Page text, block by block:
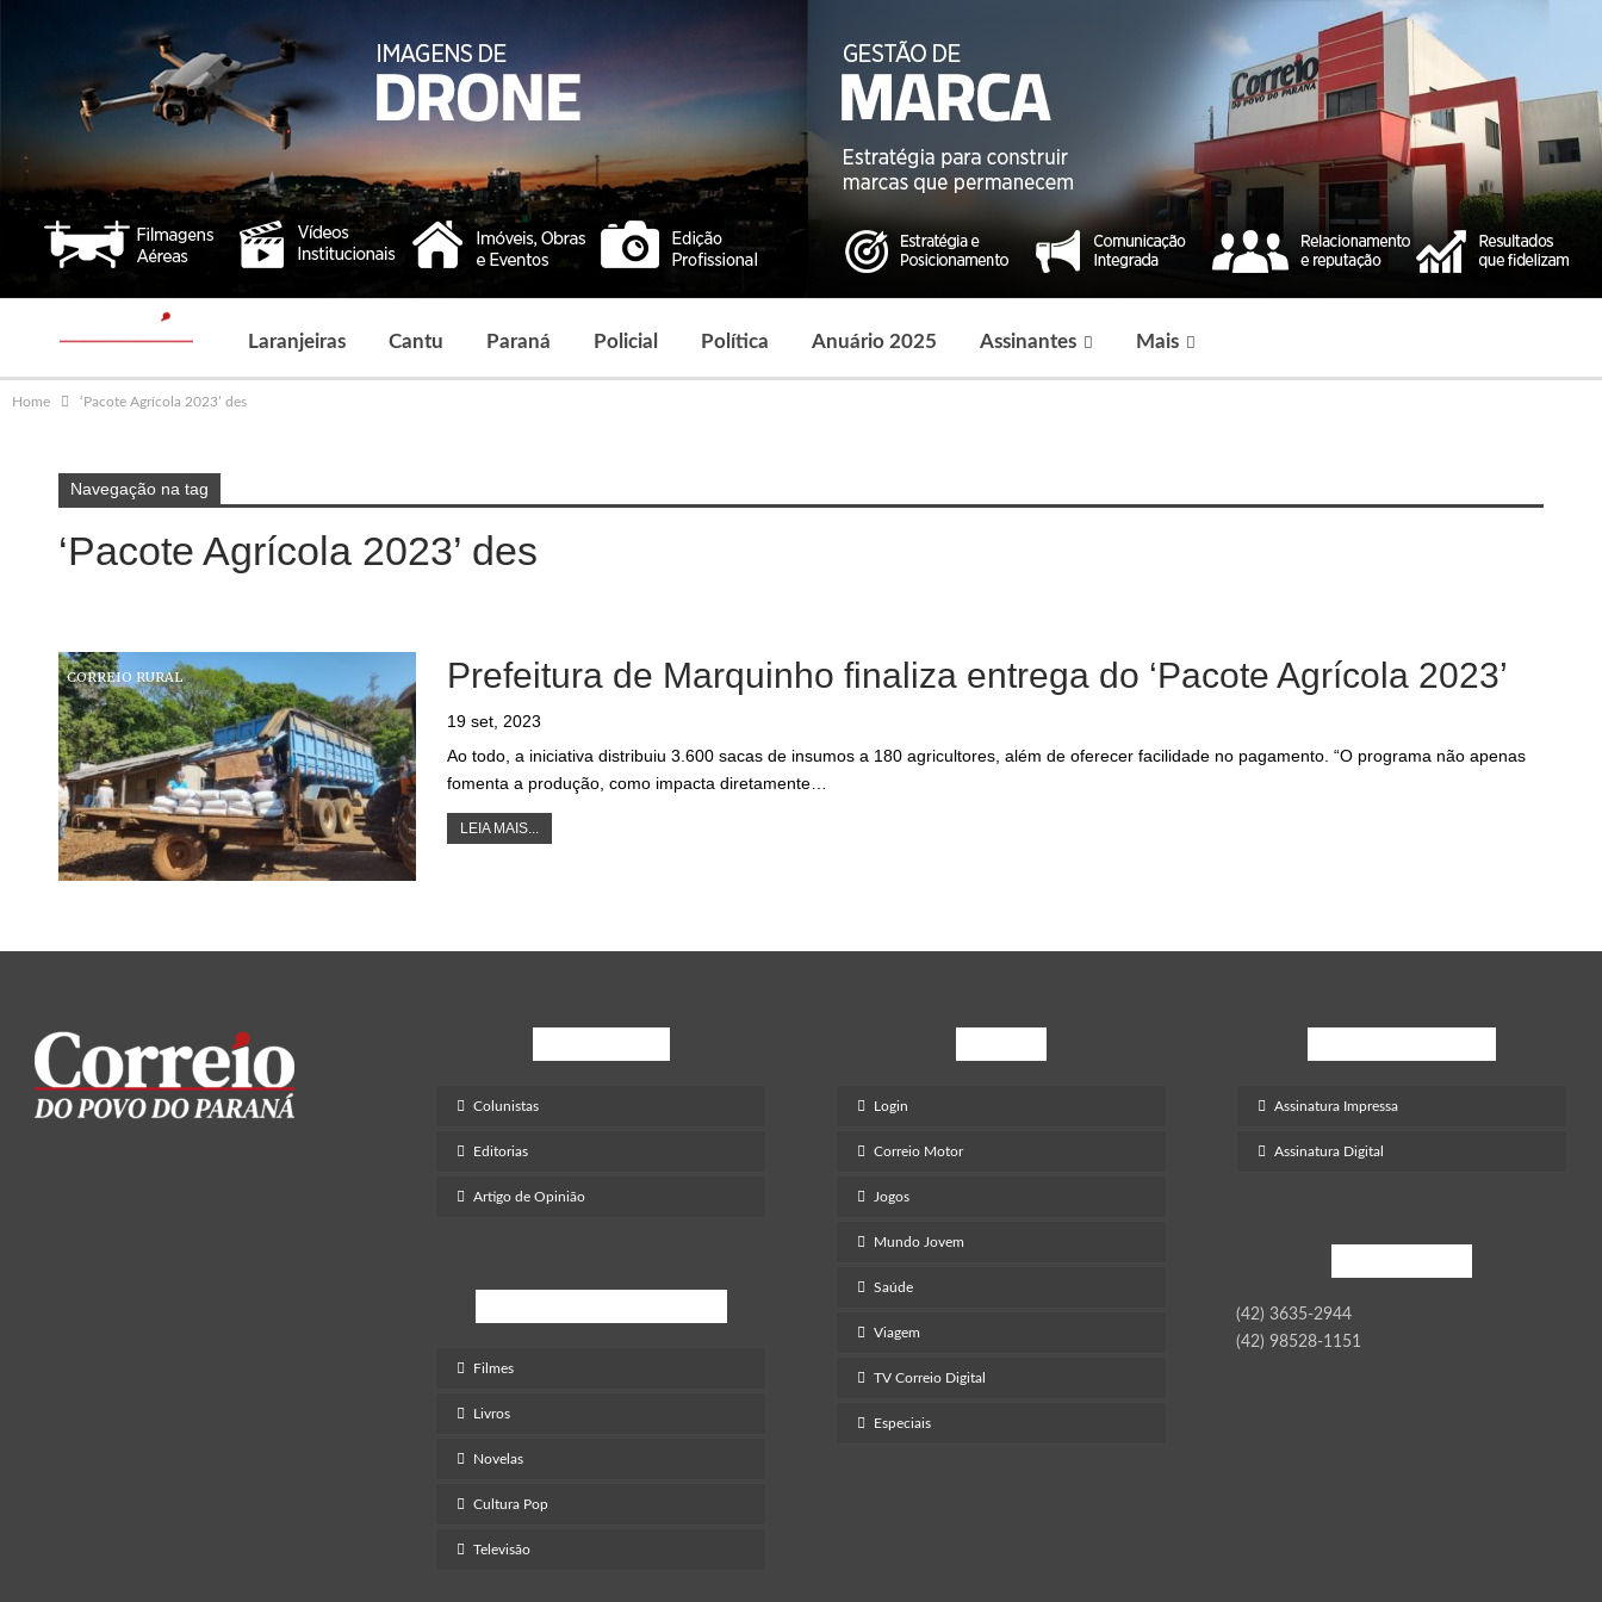
Laranjeiras Cantu Paraná Policial Política Anuário 2025 Assinantes Mais
Home ‘Pacote Agrícola 2023’ des
Navegação na tag
‘Pacote Agrícola 2023’ des
CORREIO RURAL Prefeitura de Marquinho finaliza entrega do ‘Pacote Agrícola 2023’
19 set, 2023
Ao todo, a iniciativa distribuiu 3.600 sacas de insumos a 180 agricultores, além de oferecer facilidade no pagamento. “O programa não apenas
fomenta a produção, como impacta diretamente…
LEIA MAIS...
Colunistas
Editorias
Artigo de Opinião
Filmes
Livros
Novelas
Cultura Pop
Televisão
Login
Correio Motor
Jogos
Mundo Jovem
Saúde
Viagem
TV Correio Digital
Especiais
Assinatura Impressa
Assinatura Digital
(42) 3635-2944
(42) 98528-1151